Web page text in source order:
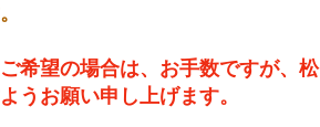
希望の場合は、お手数ですが、松
うお願い申し上げます。